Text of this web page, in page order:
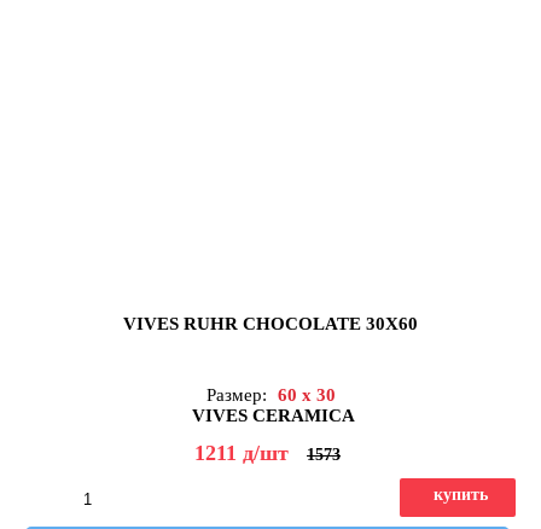
VIVES RUHR CHOCOLATE 30X60
Размер:
60 x 30
VIVES CERAMICA
1211 д/шт 1573
купить